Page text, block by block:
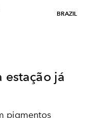
BRAZIL
estação já
pigmentos